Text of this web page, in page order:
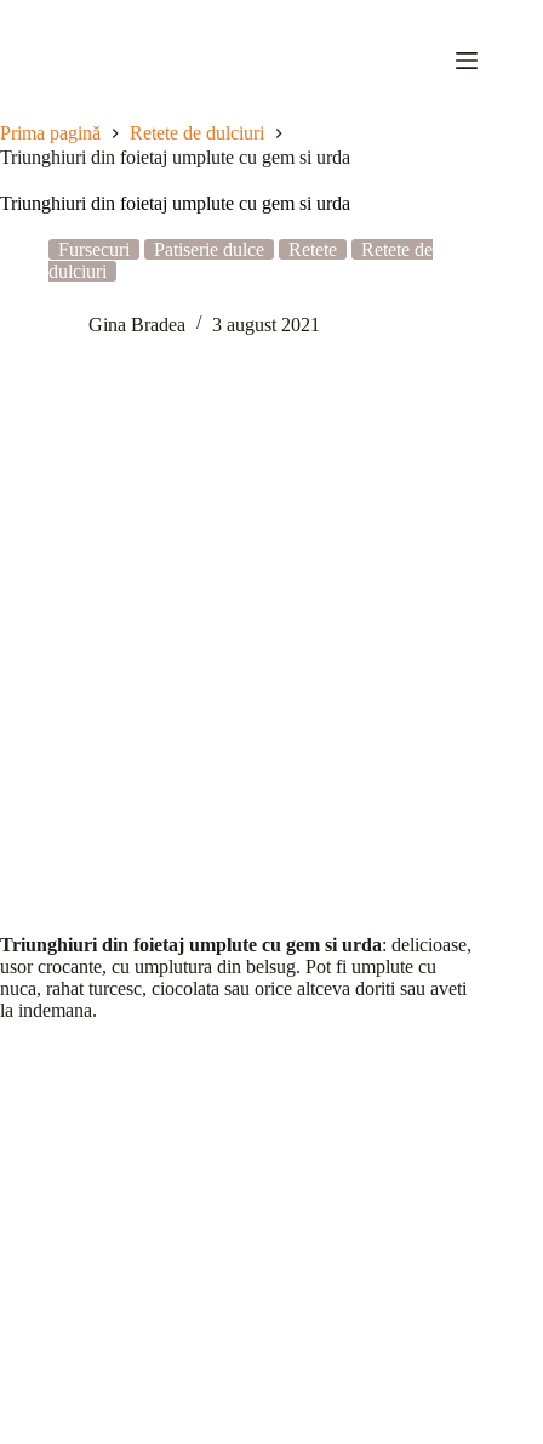
Prima pagină
Retete de dulciuri
Triunghiuri din foietaj umplute cu gem si urda
Triunghiuri din foietaj umplute cu gem si urda
Fursecuri Patiserie dulce Retete
Retete de
dulciuri
Gina Bradea 3 august 2021
Triunghiuri din foietaj umplute cu gem si urda: delicioase,
usor crocante, cu umplutura din belsug. Pot fi umplute cu
nuca, rahat turcesc, ciocolata sau orice altceva doriti sau aveti
la indemana.